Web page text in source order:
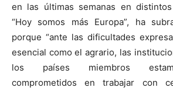
en las últimas semanas en
“Hoy somos más Europa”, ha
porque “ante las dificultades
esencial como el agrario, las
los países miembros
comprometidos en trabajar con